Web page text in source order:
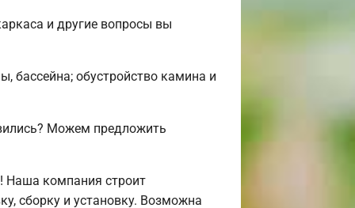
и другие вопросы вы
бассейна; обустройство камина и
Можем предложить
Наша компания строит
сборку и установку. Возможна